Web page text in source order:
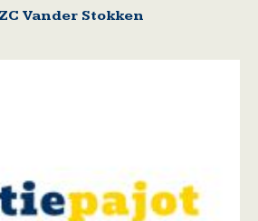
Vander Stokken